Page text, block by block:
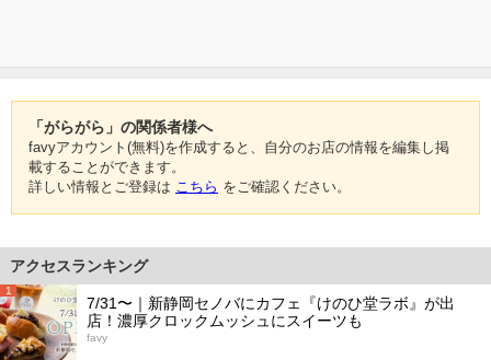
「がらがら」の関係者様へ
favyアカウント(無料)を作成すると、自分のお店の情報を編集し掲
載することができます。
詳しい情報とご登録は こちら をご確認ください。
アクセスランキング
1
7/31〜｜新静岡セノバにカフェ『けのひ堂ラボ』が出
店！濃厚クロックムッシュにスイーツも
favy